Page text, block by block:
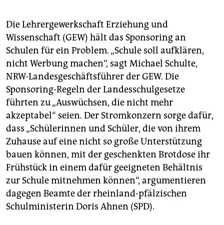
Die Lehrergewerkschaft Erziehung und
Wissenschaft (GEW) hält das Sponsoring an
Schulen für ein Problem. „Schule soll aufklären,
nicht Werbung machen“, sagt Michael Schulte,
NRW-Landesgeschäftsführer der GEW. Die
Sponsoring-Regeln der Landesschulgesetze
führten zu „Auswüchsen, die nicht mehr
akzeptabel“ seien. Der Stromkonzern sorge dafür,
dass „Schülerinnen und Schüler, die von ihrem
Zuhause auf eine nicht so große Unterstützung
bauen können, mit der geschenkten Brotdose ihr
Frühstück in einem dafür geeigneten Behältnis
zur Schule mitnehmen können“, argumentieren
dagegen Beamte der rheinland-pfälzischen
Schulministerin Doris Ahnen (SPD).